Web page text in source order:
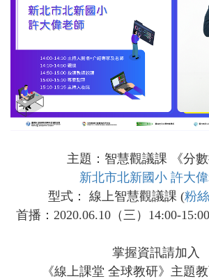
主題：智慧觀議課 《分數
新北市北新國小 許大
型式： 線上智慧觀議課 (粉
首播：2020.06.10（三）14:00-
掌握資訊請加入
《線上課堂 全球教研》主題